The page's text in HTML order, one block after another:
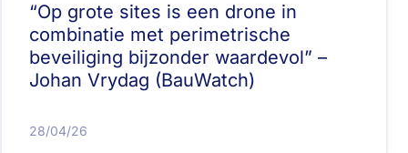
“Op grote sites is een drone in
combinatie met perimetrische
beveiliging bijzonder waardevol” –
Johan Vrydag (BauWatch)
28/04/26